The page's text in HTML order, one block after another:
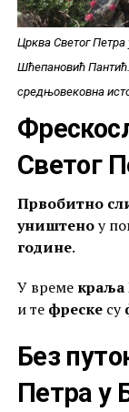
Црква Светог Петра
Шћепановић
средњовековна
Светог
Првобитно
уништеноу
године.
У време
и те фрескесу
Без
Петра у